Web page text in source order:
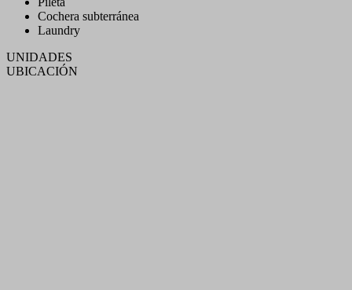
Cochera subterránea
Laundry
UNIDADES
UBICACIÓN